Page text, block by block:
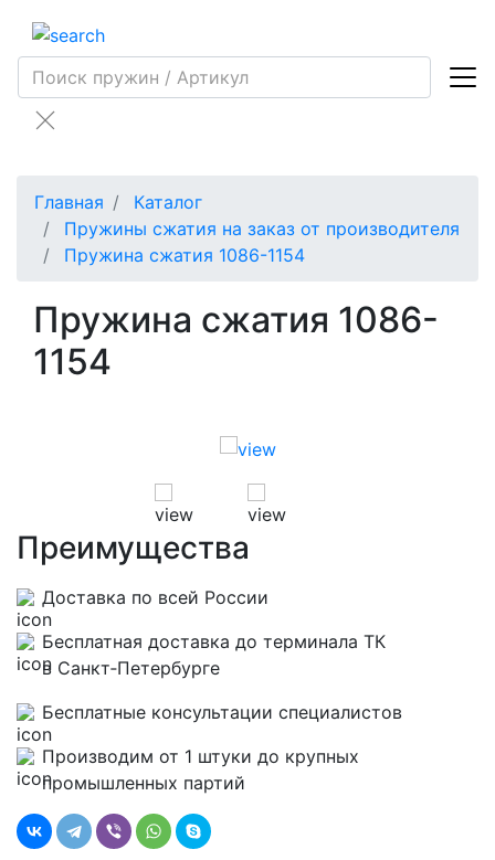
Главная
Каталог
Пружины сжатия на заказ от производителя
Пружина сжатия 1086-1154
Пружина сжатия 1086-
1154
Преимущества
Доставка по всей России
Бесплатная доставка до терминала ТК
в Санкт‑Петербурге
Бесплатные консультации специалистов
Производим от 1 штуки до крупных
промышленных партий